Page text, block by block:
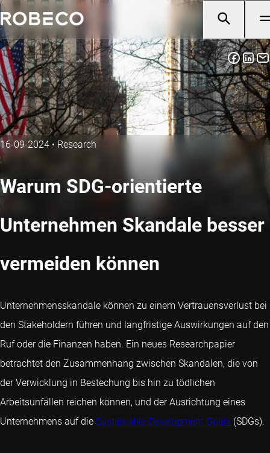
16-09-2024 • Research
Warum SDG-orientierte
Unternehmen Skandale besser
vermeiden können
Unternehmensskandale können zu einem Vertrauensverlust bei
den Stakeholdern führen und langfristige Auswirkungen auf den
Ruf oder die Finanzen haben. Ein neues Researchpapier
betrachtet den Zusammenhang zwischen Skandalen, die von
der Verwicklung in Bestechung bis hin zu tödlichen
Arbeitsunfällen reichen können, und der Ausrichtung eines
Unternehmens auf die Sustainable Development Goals (SDGs).